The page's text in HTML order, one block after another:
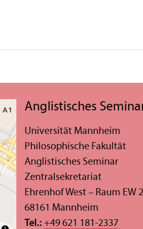
Anglistisches
Universität Mannheim
Philosophische Fakultät
Anglistisches Seminar
Zentralsekretariat
Ehrenhof West – Raum EW
68161 Mannheim
Tel.: +49 621 181-2337